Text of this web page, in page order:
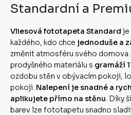
Standardní a
Vliesová fototapeta Standard je
každého, kdo chce jednoduše a
změnit atmosféru svého
prodyšného materiálu s gramáží
ozdobu stěn v obývacím pokoji,
pokoji. Nalepení je snadné a
aplikujete přímo na stěnu . Díky
barev lze fototapetu snadno